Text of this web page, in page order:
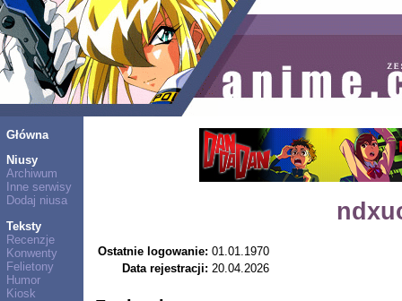
Główna
Niusy
Archiwum
Inne serwisy
Dodaj niusa
Teksty
Recenzje
Konwenty
Felietony
Humor
Kiosk
Ostatnie logowanie: 01.01.1970
Data rejestracji: 20.04.2026